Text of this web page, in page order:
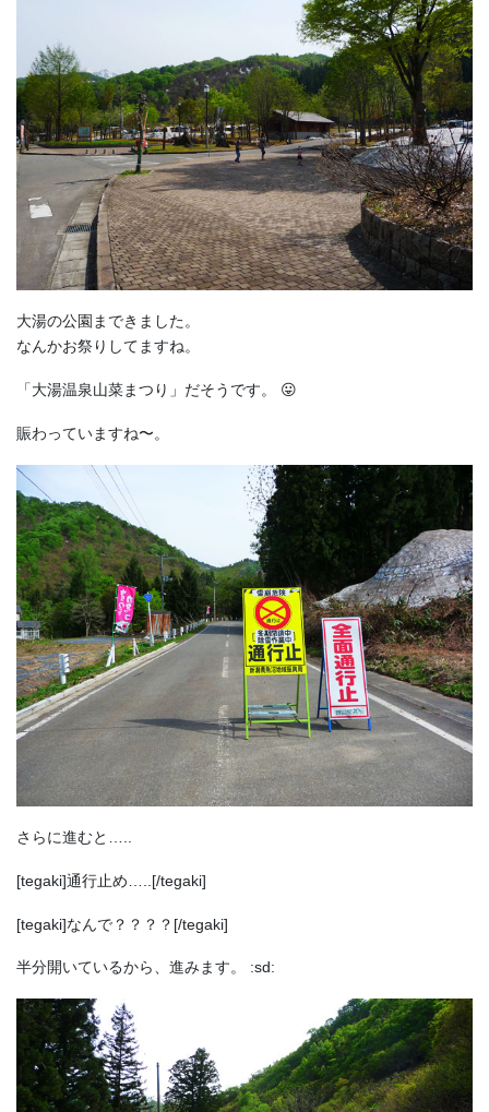
大湯の公園まできました。
なんかお祭りしてますね。
「大湯温泉山菜まつり」だそうです。 😛
賑わっていますね〜。
さらに進むと…..
[tegaki]通行止め…..[/tegaki]
[tegaki]なんで？？？？[/tegaki]
半分開いているから、進みます。 :sd: